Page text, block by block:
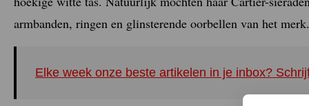
armbanden, ringen en glinsterende oorbellen van het merk.
Elke week onze beste artikelen in je inbox?